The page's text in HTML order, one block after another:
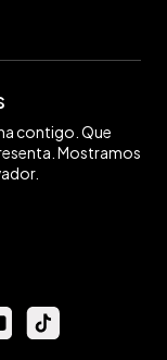
contigo. Que
Mostramos